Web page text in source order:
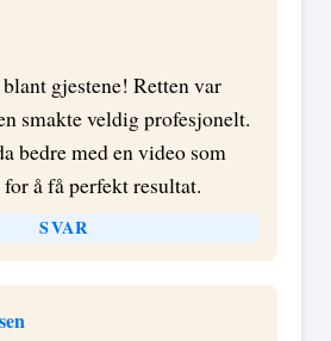
gjestene! Retten var
smakte veldig profesjonelt.
bedre med en video som
å få perfekt resultat.
SVAR